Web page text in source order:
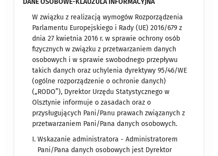
DANE OSOBOWE-KLAUZULA INFORMACYJNA
W związku z realizacją wymogów Rozporządzenia
Parlamentu Europejskiego i Rady (UE) 2016/679 z
dnia 27 kwietnia 2016 r. w sprawie ochrony osób
fizycznych w związku z przetwarzaniem danych
osobowych i w sprawie swobodnego przepływu
takich danych oraz uchylenia dyrektywy 95/46/WE
(ogólne rozporządzenie o ochronie danych)
(„RODO”), Dyrektor Urzędu Statystycznego w
Olsztynie informuje o zasadach oraz o
przysługujących Pani/Panu prawach związanych z
przetwarzaniem Pani/Pana danych osobowych.
Wskazanie administratora - Administratorem
Pani/Pana danych osobowych jest Dyrektor